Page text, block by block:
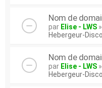
Nom de
par Elise - LWS
Hebergeur-
Nom de
par Elise - LWS
Hebergeur-